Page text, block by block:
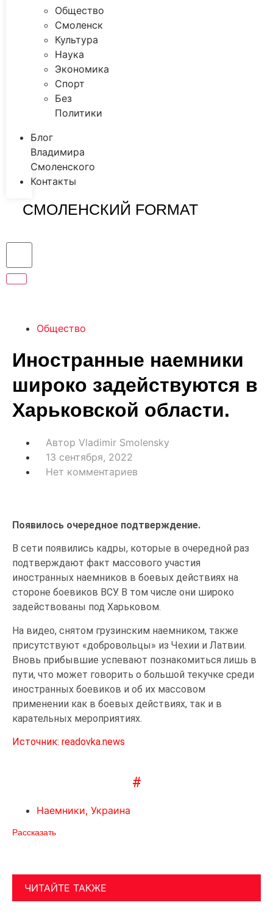
Общество
Смоленск
Культура
Наука
Экономика
Спорт
Без
Политики
Блог
Владимира
Смоленского
Контакты
СМОЛЕНСКИЙ FORMAT
Общество
Иностранные наемники
широко задействуются в
Харьковской области.
Автор Vladimir Smolensky
13 сентября, 2022
Нет комментариев
Появилось очередное подтверждение.
В сети появились кадры, которые в очередной раз
подтверждают факт массового участия
иностранных наемников в боевых действиях на
стороне боевиков ВСУ. В том числе они широко
задействованы под Харьковом.
На видео, снятом грузинским наемником, также
присутствуют «добровольцы» из Чехии и Латвии.
Вновь прибывшие успевают познакомиться лишь в
пути, что может говорить о большой текучке среди
иностранных боевиков и об их массовом
применении как в боевых действиях, так и в
карательных мероприятиях.
Источник: readovka.news
#
Наемники, Украина
Рассказать
ЧИТАЙТЕ ТАКЖЕ